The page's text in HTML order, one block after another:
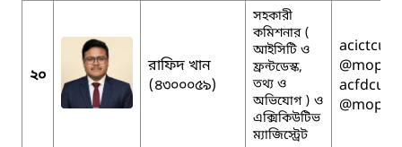
২০
রাফিদ খান
(৪৩০০০৫৯)
সহকারী
কমিশনার (
আইসিটি ও
ফ্রন্টডেস্ক,
তথ্য ও
অভিযোগ ) ও
এক্সিকিউটিভ
ম্যাজিস্ট্রেট